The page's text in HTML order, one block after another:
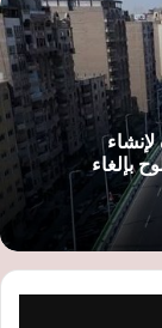
بإلغاء